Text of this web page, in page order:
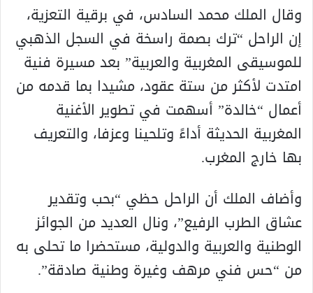
وقال الملك محمد السادس، في برقية التعزية،
إن الراحل “ترك بصمة راسخة في السجل الذهبي
للموسيقى المغربية والعربية” بعد مسيرة فنية
امتدت لأكثر من ستة عقود، مشيدا بما قدمه من
أعمال “خالدة” أسهمت في تطوير الأغنية
المغربية الحديثة أداءً وتلحينا وعزفا، والتعريف
بها خارج المغرب.
وأضاف الملك أن الراحل حظي “بحب وتقدير
عشاق الطرب الرفيع”، ونال العديد من الجوائز
الوطنية والعربية والدولية، مستحضرا ما تحلى به
من “حس فني مرهف وغيرة وطنية صادقة”.